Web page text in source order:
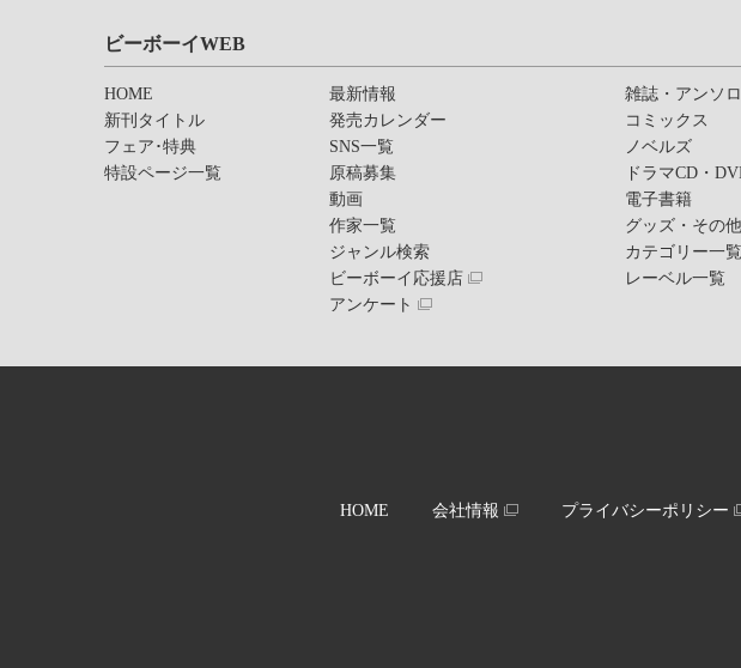
ビーボーイWEB
HOME
新刊タイトル
フェア･特典
特設ページ一覧
最新情報
発売カレンダー
SNS一覧
原稿募集
動画
作家一覧
ジャンル検索
ビーボーイ応援店
アンケート
雑誌・アンソ
コミックス
ノベルズ
ドラマCD・
電子書籍
グッズ・その他
カテゴリー一覧
レーベル一覧
HOME 会社情報 プライバシーポリシー